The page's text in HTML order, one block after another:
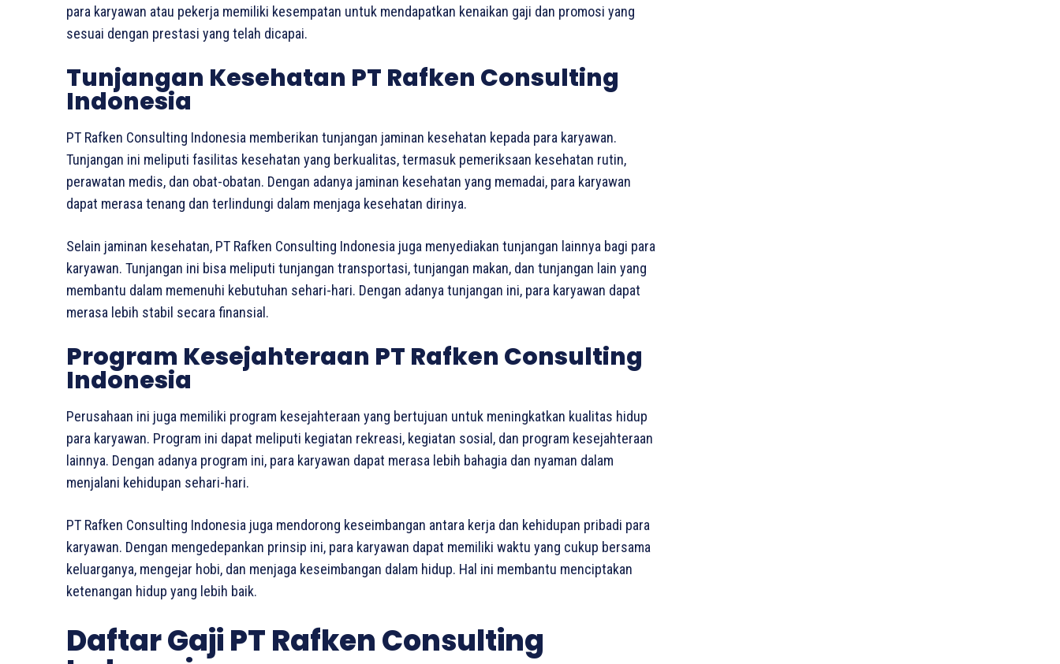
para karyawan atau pekerja memiliki kesempatan untuk mendapatkan kenaikan gaji dan promosi yang
sesuai dengan prestasi yang telah dicapai.
Tunjangan Kesehatan PT Rafken Consulting
Indonesia
PT Rafken Consulting Indonesia memberikan tunjangan jaminan kesehatan kepada para karyawan.
Tunjangan ini meliputi fasilitas kesehatan yang berkualitas, termasuk pemeriksaan kesehatan rutin,
perawatan medis, dan obat-obatan. Dengan adanya jaminan kesehatan yang memadai, para karyawan
dapat merasa tenang dan terlindungi dalam menjaga kesehatan dirinya.
Selain jaminan kesehatan, PT Rafken Consulting Indonesia juga menyediakan tunjangan lainnya bagi para
karyawan. Tunjangan ini bisa meliputi tunjangan transportasi, tunjangan makan, dan tunjangan lain yang
membantu dalam memenuhi kebutuhan sehari-hari. Dengan adanya tunjangan ini, para karyawan dapat
merasa lebih stabil secara finansial.
Program Kesejahteraan PT Rafken Consulting
Indonesia
Perusahaan ini juga memiliki program kesejahteraan yang bertujuan untuk meningkatkan kualitas hidup
para karyawan. Program ini dapat meliputi kegiatan rekreasi, kegiatan sosial, dan program kesejahteraan
lainnya. Dengan adanya program ini, para karyawan dapat merasa lebih bahagia dan nyaman dalam
menjalani kehidupan sehari-hari.
PT Rafken Consulting Indonesia juga mendorong keseimbangan antara kerja dan kehidupan pribadi para
karyawan. Dengan mengedepankan prinsip ini, para karyawan dapat memiliki waktu yang cukup bersama
keluarganya, mengejar hobi, dan menjaga keseimbangan dalam hidup. Hal ini membantu menciptakan
ketenangan hidup yang lebih baik.
Daftar Gaji PT Rafken Consulting